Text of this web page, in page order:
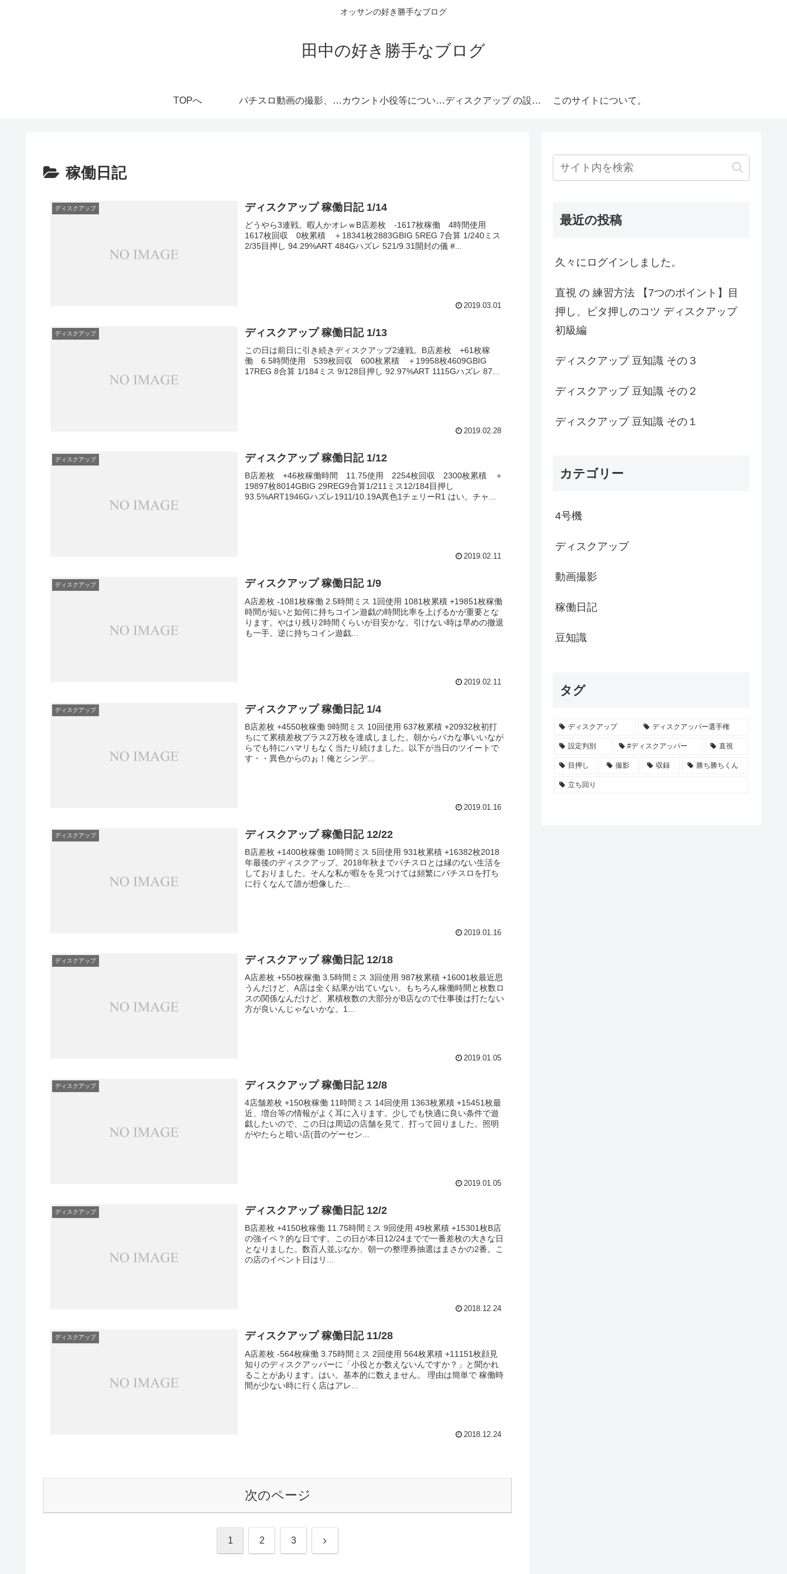
オッサンの好き勝手なブログ
田中の好き勝手なブログ
TOPへ パチスロ動画の撮影、店舗内収録～YouTubeアップロードまでに必要なもの カウント小役等について #ディスクアップ 設定判別 ディスクアップ の設定判別 このサイトについて。
稼働日記
ディスクアップ ディスクアップ 稼働日記 1/14
どうやら3連戦。暇人かオレｗB店差枚 -1617枚稼働 4時間使用
1617枚回収 0枚累積 ＋18341枚2883GBIG 5REG 7合算 1/240ミス
2/35目押し 94.29%ART 484Gハズレ 521/9.31開封の儀 #...
2019.03.01
ディスクアップ ディスクアップ 稼働日記 1/13
この日は前日に引き続きディスクアップ2連戦。B店差枚 +61枚稼
働 6.5時間使用 539枚回収 600枚累積 ＋19958枚4609GBIG
17REG 8合算 1/184ミス 9/128目押し 92.97%ART 1115Gハズレ 87...
2019.02.28
ディスクアップ ディスクアップ 稼働日記 1/12
B店差枚 +46枚稼働時間 11.75使用 2254枚回収 2300枚累積 ＋
19897枚8014GBIG 29REG9合算1/211ミス12/184目押し
93.5%ART1946Gハズレ1911/10.19A異色1チェリーR1 はい。チャ...
2019.02.11
ディスクアップ ディスクアップ 稼働日記 1/9
A店差枚 -1081枚稼働 2.5時間ミス 1回使用 1081枚累積 +19851枚稼働
時間が短いと如何に持ちコイン遊戯の時間比率を上げるかが重要とな
ります。やはり残り2時間くらいが目安かな。引けない時は早めの撤退
も一手。逆に持ちコイン遊戯...
2019.02.11
ディスクアップ ディスクアップ 稼働日記 1/4
B店差枚 +4550枚稼働 9時間ミス 10回使用 637枚累積 +20932枚初打
ちにて累積差枚プラス2万枚を達成しました。朝からバカな事いいなが
らでも特にハマリもなく当たり続けました。以下が当日のツイートで
す・・異色からのぉ！俺とシンデ...
2019.01.16
ディスクアップ ディスクアップ 稼働日記 12/22
B店差枚 +1400枚稼働 10時間ミス 5回使用 931枚累積 +16382枚2018
年最後のディスクアップ。2018年秋までパチスロとは縁のない生活を
しておりました。そんな私が暇をを見つけては頻繁にパチスロを打ち
に行くなんて誰が想像した...
2019.01.16
ディスクアップ ディスクアップ 稼働日記 12/18
A店差枚 +550枚稼働 3.5時間ミス 3回使用 987枚累積 +16001枚最近思
うんだけど、A店は全く結果が出ていない。もちろん稼働時間と枚数ロ
スの関係なんだけど、累積枚数の大部分がB店なので仕事後は打たない
方が良いんじゃないかな。1...
2019.01.05
ディスクアップ ディスクアップ 稼働日記 12/8
4店舗差枚 +150枚稼働 11時間ミス 14回使用 1363枚累積 +15451枚最
近、増台等の情報がよく耳に入ります。少しでも快適に良い条件で遊
戯したいので、この日は周辺の店舗を見て、打って回りました。照明
がやたらと暗い店(昔のゲーセン...
2019.01.05
ディスクアップ ディスクアップ 稼働日記 12/2
B店差枚 +4150枚稼働 11.75時間ミス 9回使用 49枚累積 +15301枚B店
の強イベ？的な日です。この日が本日12/24までで一番差枚の大きな日
となりました。数百人並ぶなか、朝一の整理券抽選はまさかの2番。こ
の店のイベント日はリ...
2018.12.24
ディスクアップ ディスクアップ 稼働日記 11/28
A店差枚 -564枚稼働 3.75時間ミス 2回使用 564枚累積 +11151枚顔見
知りのディスクアッパーに「小役とか数えないんですか？」と聞かれ
ることがあります。はい。基本的に数えません。 理由は簡単で 稼働時
間が少ない時に行く店はアレ...
2018.12.24
次のページ
1 2 3 次
最近の投稿
久々にログインしました。
直視 の 練習方法 【7つのポイント】目
押し、ビタ押しのコツ ディスクアップ
初級編
ディスクアップ 豆知識 その３
ディスクアップ 豆知識 その２
ディスクアップ 豆知識 その１
カテゴリー
4号機
ディスクアップ
動画撮影
稼働日記
豆知識
タグ
ディスクアップ ディスクアッパー選手権
設定判別 #ディスクアッパー 直視
目押し 撮影 収録 勝ち勝ちくん
立ち回り